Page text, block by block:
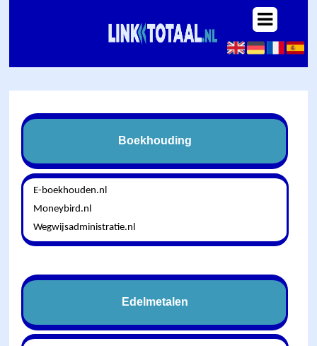
Boekhouding
E-boekhouden.nl
Moneybird.nl
Wegwijsadministratie.nl
Edelmetalen